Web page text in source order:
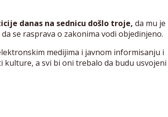
danas na sednicu došlo troje, da mu je
se rasprava o zakonima vodi objedinjeno.
medijima i javnom informisanju i
kulture, a svi bi oni trebalo da budu usvojeni